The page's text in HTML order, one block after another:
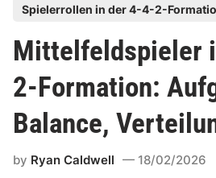
s
t
e
d
n
Spielerrollen in der 4-4-2-
Mittelfeldspieler
2-Formation:
Balance,
by Ryan Caldwell 18/02/2026